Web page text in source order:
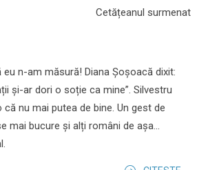
Cetățeanul surmenat
eu n-am măsură! Diana Șoșoacă dixit:
și-ar dori o soție ca mine”. Silvestru
nu mai putea de bine. Un gest de
mai bucure și alți români de așa...